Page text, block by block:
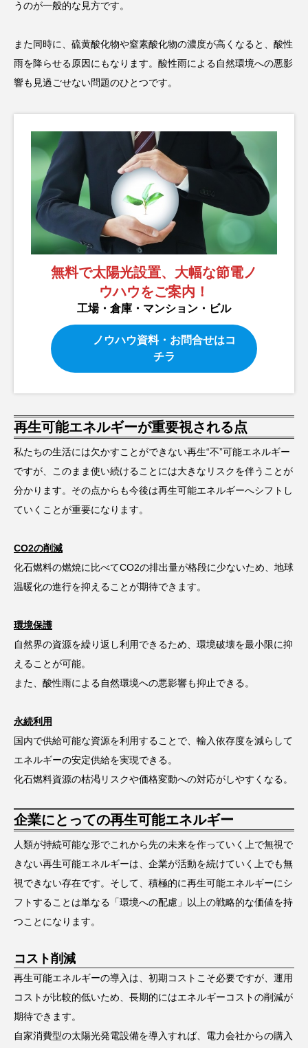
うのが一般的な見方です。
また同時に、硫黄酸化物や窒素酸化物の濃度が高くなると、酸性
雨を降らせる原因にもなります。酸性雨による自然環境への悪影
響も見過ごせない問題のひとつです。
無料で太陽光設置、大幅な節電ノ
ウハウをご案内！
工場・倉庫・マンション・ビル
ノウハウ資料・お問合せはコ
チラ
再生可能エネルギーが重要視される点
私たちの生活には欠かすことができない再生“不”可能エネルギー
ですが、このまま使い続けることには大きなリスクを伴うことが
分かります。その点からも今後は再生可能エネルギーへシフトし
ていくことが重要になります。
CO2の削減
化石燃料の燃焼に比べてCO2の排出量が格段に少ないため、地球
温暖化の進行を抑えることが期待できます。
環境保護
自然界の資源を繰り返し利用できるため、環境破壊を最小限に抑
えることが可能。
また、酸性雨による自然環境への悪影響も抑止できる。
永続利用
国内で供給可能な資源を利用することで、輸入依存度を減らして
エネルギーの安定供給を実現できる。
化石燃料資源の枯渇リスクや価格変動への対応がしやすくなる。
企業にとっての再生可能エネルギー
人類が持続可能な形でこれから先の未来を作っていく上で無視で
きない再生可能エネルギーは、企業が活動を続けていく上でも無
視できない存在です。そして、積極的に再生可能エネルギーにシ
フトすることは単なる「環境への配慮」以上の戦略的な価値を持
つことになります。
コスト削減
再生可能エネルギーの導入は、初期コストこそ必要ですが、運用
コストが比較的低いため、長期的にはエネルギーコストの削減が
期待できます。
自家消費型の太陽光発電設備を導入すれば、電力会社からの購入